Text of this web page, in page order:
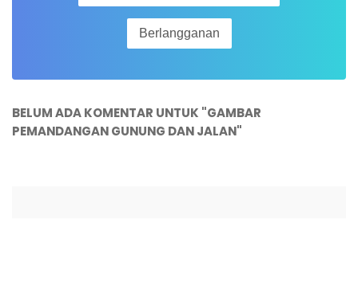
BELUM ADA KOMENTAR UNTUK "GAMBAR
PEMANDANGAN GUNUNG DAN JALAN"